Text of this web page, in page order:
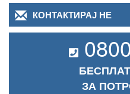
КОНТАКТИРАЈ НЕ
ЗА